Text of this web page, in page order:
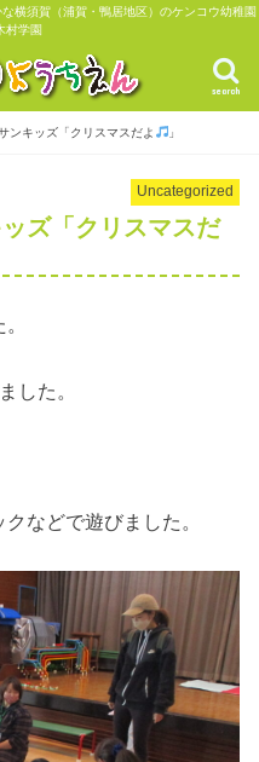
須賀（浦賀・鴨居地区）のケンコウ幼稚園
村学園
search
キッズ「クリスマスだよ 」
Uncategorized
ズ「クリスマスだ
した。
などで遊びました。